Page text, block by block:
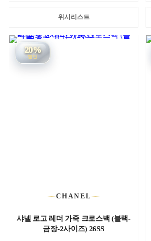
위시리스트
20%
할인
CHANEL
샤넬 로고 레더 가죽 크로스백 (블랙-
금장-2사이즈) 26SS